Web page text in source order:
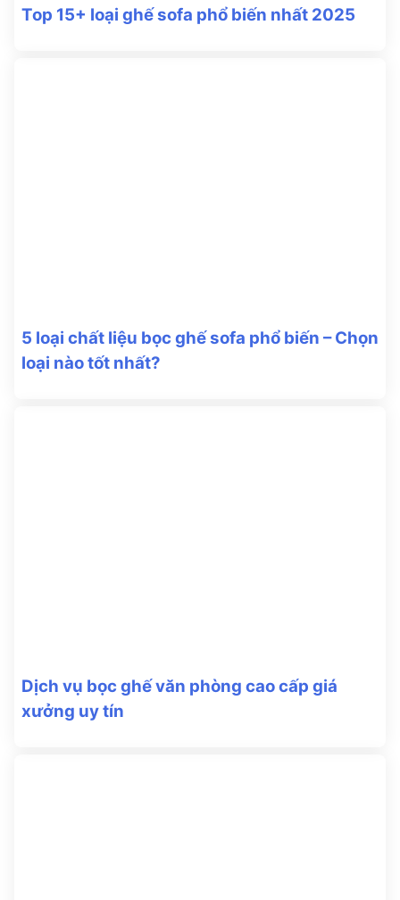
Top 15+ loại ghế sofa phổ biến nhất 2025
5 loại chất liệu bọc ghế sofa phổ biến – Chọn
loại nào tốt nhất?
Dịch vụ bọc ghế văn phòng cao cấp giá
xưởng uy tín